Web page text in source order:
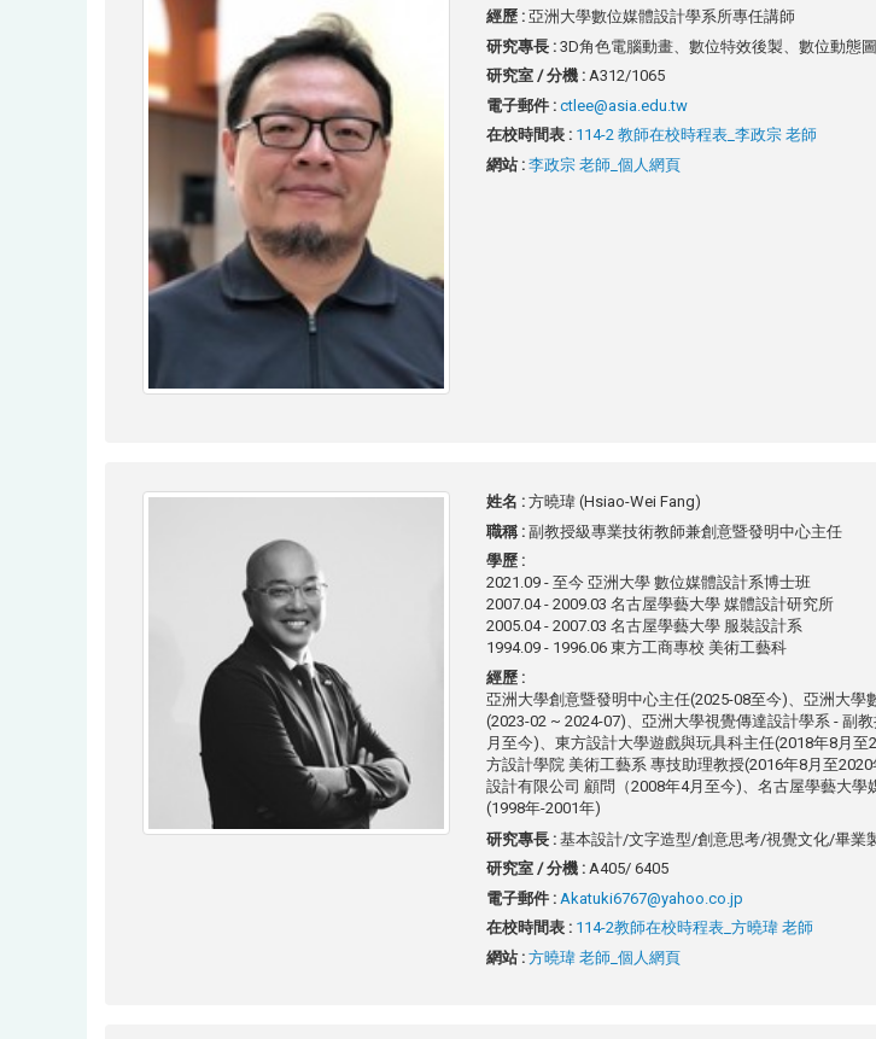
經歷 : 亞洲大學數位媒體設計學系所專任講師
研究專長 : 3D角色電腦動畫、數位特效後製、數位動態
研究室 / 分機 : A312/1065
電子郵件 : ctlee@asia.edu.tw
在校時間表 : 114-2 教師在校時程表_李政宗 老師
網站 : 李政宗 老師_個人網頁
姓名 : 方曉瑋 (Hsiao-Wei Fang)
職稱 : 副教授級專業技術教師兼創意暨發明中心主任
學歷 :
2021.09 - 至今 亞洲大學 數位媒體設計系博士班
2007.04 - 2009.03 名古屋學藝大學 媒體設計研究所
2005.04 - 2007.03 名古屋學藝大學 服裝設計系
1994.09 - 1996.06 東方工商專校 美術工藝科
經歷 :
亞洲大學創意暨發明中心主任(2025-08至今)、亞洲大學
(2023-02 ~ 2024-07)、亞洲大學視覺傳達設計學系 - 副
月至今)、東方設計大學遊戲與玩具科主任(2018年8月
方設計學院 美術工藝系 專技助理教授(2016年8月至
設計有限公司 顧問（2008年4月至今)、名古屋學藝大
(1998年-2001年)
研究專長 : 基本設計/文字造型/創意思考/視覺文化/畢業
研究室 / 分機 : A405/ 6405
電子郵件 : Akatuki6767@yahoo.co.jp
在校時間表 : 114-2教師在校時程表_方曉瑋 老師
網站 : 方曉瑋 老師_個人網頁